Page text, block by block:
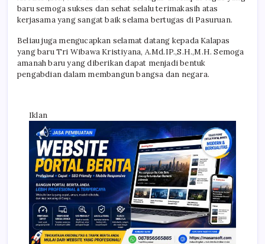
baru semoga sukses dan sehat selalu terimakasih atas
kerjasama yang sangat baik selama bertugas di Pasuruan.
Beliau juga mengucapkan selamat datang kepada Kalapas
yang baru Tri Wibawa Kristiyana, A.Md.IP.,S.H.,M.H. Semoga
amanah baru yang diberikan dapat menjadi bentuk
pengabdian dalam membangun bangsa dan negara.
Iklan